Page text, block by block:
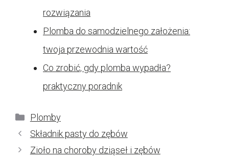
rozwiązania
Plomba do samodzielnego założenia:
twoja przewodnia wartość
Co zrobić, gdy plomba wypadła?
praktyczny poradnik
Kategorie
Plomby
Składnik pasty do zębów
Zioło na choroby dziąseł i zębów